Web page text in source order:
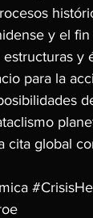
y el
para la
cita global